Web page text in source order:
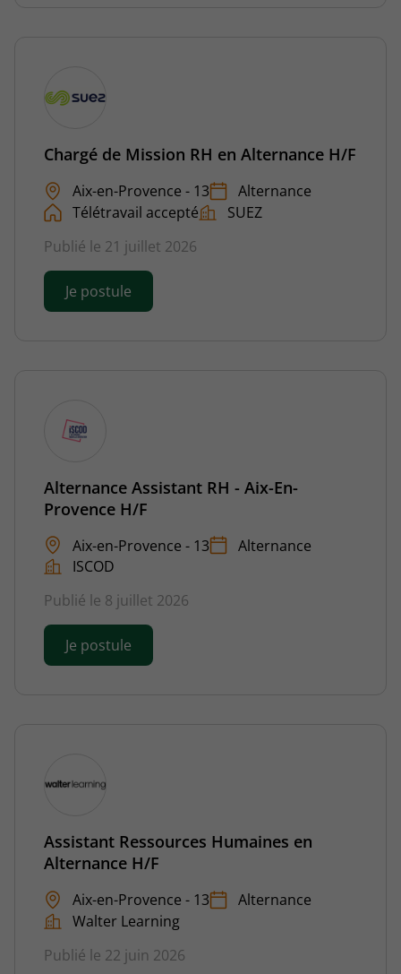
Chargé de Mission RH en Alternance H/F
Aix-en-Provence - 13
Alternance
Télétravail accepté
SUEZ
Publié le 21 juillet 2026
Je postule
Alternance Assistant RH - Aix-En-
Provence H/F
Aix-en-Provence - 13
Alternance
ISCOD
Publié le 8 juillet 2026
Je postule
Assistant Ressources Humaines en
Alternance H/F
Aix-en-Provence - 13
Alternance
Walter Learning
Publié le 22 juin 2026